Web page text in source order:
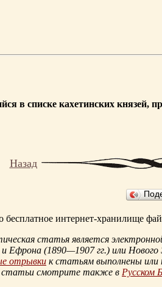
в списке кахетинских князей,
Назад
бесплатное интернет-хранилище
статья является
и Ефрона (1890—1907 гг.) или Нового
отрывки к статьям выполнены или
статьи смотрите также в Русском